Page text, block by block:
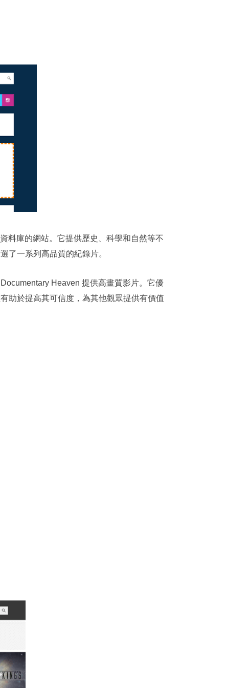
料庫的網站。它提供歷史、科學和自然等不
了一系列高品質的紀錄片。
Heaven 提供高畫質影片。它優
助於提高其可信度，為其他觀眾提供有價值